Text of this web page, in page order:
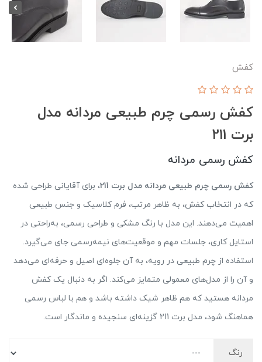
کفش
کفش رسمی چرم طبیعی مردانه مدل
برت 211
کفش رسمی مردانه
کفش رسمی چرم طبیعی مردانه مدل برت 211
، برای آقایانی طراحی شده
که در انتخاب کفش، به ظاهر مرتب، فرم کلاسیک و جنس طبیعی
اهمیت می‌دهند. این مدل با رنگ مشکی و طراحی رسمی، به‌راحتی در
استایل کاری، جلسات مهم و موقعیت‌های نیمه‌رسمی جای می‌گیرد.
استفاده از چرم طبیعی در رویه، به آن جلوه‌ای اصیل و حرفه‌ای می‌دهد
و آن را از مدل‌های معمولی متمایز می‌کند. اگر به دنبال یک کفش
مردانه هستید که هم ظاهر شیک داشته باشد و هم با لباس رسمی
هماهنگ شود، مدل برت 211 گزینه‌ای سنجیده و ماندگار است.
رنگ